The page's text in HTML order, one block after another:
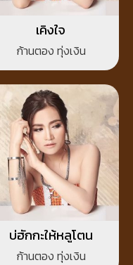
เคิงใจ
ก้านตอง ทุ่งเงิน
บ่ฮักกะให้หลูโตน
ก้านตอง ทุ่งเงิน